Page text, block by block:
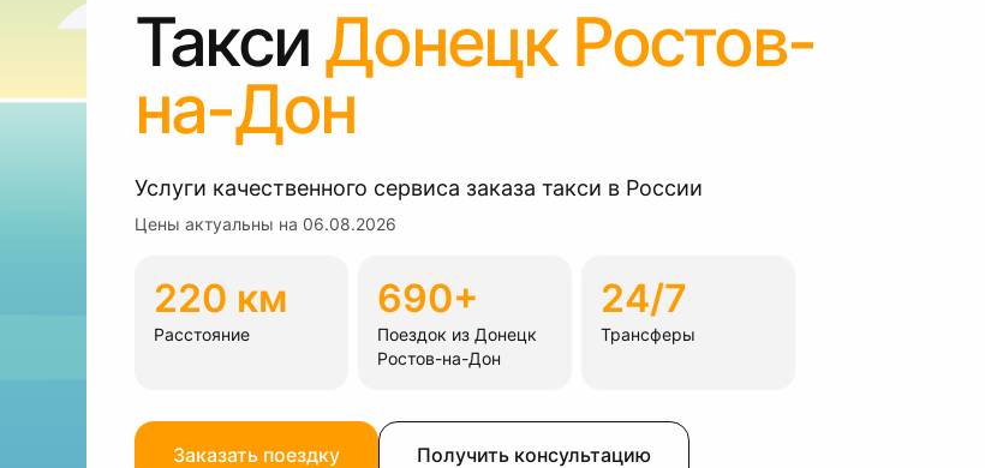
Такси Донецк Ростов-
на-Дон
Услуги качественного сервиса заказа такси в России
Цены актуальны на 06.08.2026
220 км
Расстояние
690+
Поездок из Донецк
Ростов-на-Дон
24/7
Трансферы
Заказать поездку Получить консультацию